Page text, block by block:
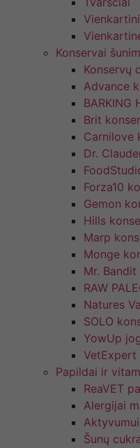
Konservai
Konservų
Advance
BARKING
Brit
Carnilove
Dr.
Forza10
Gemon
Hills
Marp
Monge
Mr.
RAW
Natures
SOLO
YowUp
VetExpert
Papildai ir
ReaVET
Alergijai
Šunų